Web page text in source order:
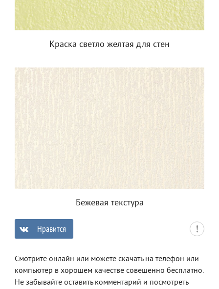
Краска светло желтая для стен
Бежевая текстура
Нравится
Смотрите онлайн или можете скачать на телефон или
компьютер в хорошем качестве совешенно бесплатно.
Не забывайте оставить комментарий и посмотреть